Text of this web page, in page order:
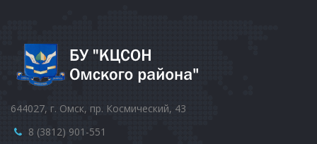
644027, г. Омск, пр. Космический, 43
8 (3812) 901-551